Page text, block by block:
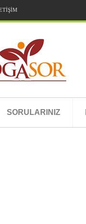
SORULARINIZ